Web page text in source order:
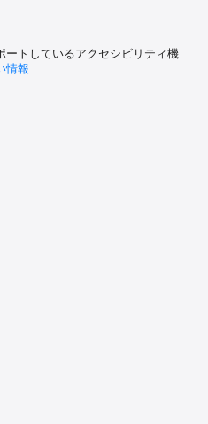
トしているアクセシビリティ機
情報